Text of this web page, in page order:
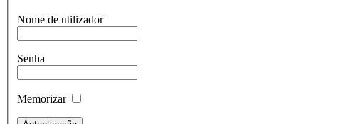
Nome de utilizador
Senha
Memorizar